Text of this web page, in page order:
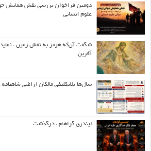
دومین فراخوان بررسی نقش همایش
علوم انسانی
شگفت آن‌که هرمز به نقش زمین ،
آفرین
سال‌ها بلاتکلیفی مالکان اراضی شاهنامه ۳۵ مشهد
لیندزی گراهام ، درگذشت